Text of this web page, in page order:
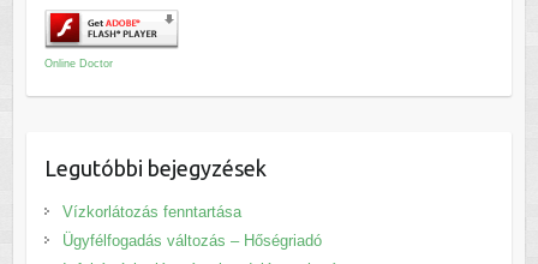
Online Doctor
Legutóbbi bejegyzések
Vízkorlátozás fenntartása
Ügyfélfogadás változás – Hőségriadó